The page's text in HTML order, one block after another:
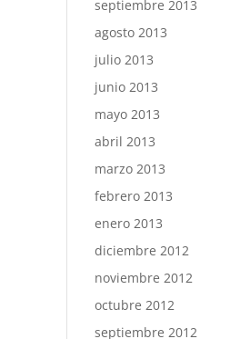
septiembre 2013
agosto 2013
julio 2013
junio 2013
mayo 2013
abril 2013
marzo 2013
febrero 2013
enero 2013
diciembre 2012
noviembre 2012
octubre 2012
septiembre 2012